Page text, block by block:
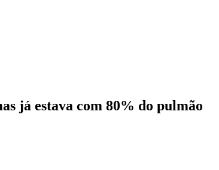
já estava com 80% do pulmão